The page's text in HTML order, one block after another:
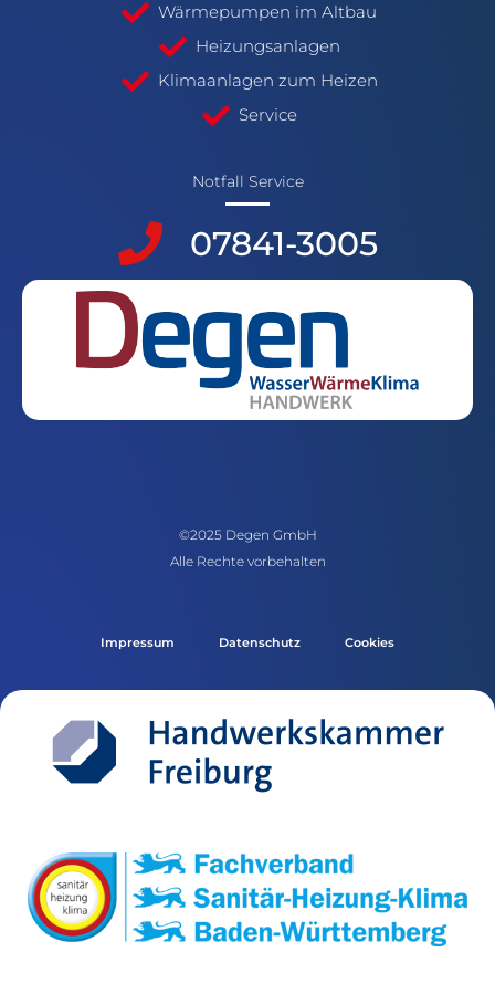
Wärmepumpen im Altbau
Heizungsanlagen
Klimaanlagen zum Heizen
Service
Notfall Service
​07841-3005
©2025 Degen GmbH
Alle Rechte vorbehalten
Impressum Datenschutz Cookies